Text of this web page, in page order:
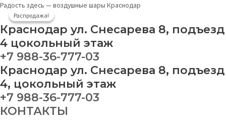
Перейти
содержимому
Радость здесь — воздушные шары Краснодар
Краснодар ул. Снесарева 8, подъезд
4 цокольный этаж
+7 988-36-777-03
Краснодар ул. Снесарева 8, подъезд
4, цокольный этаж
+7 988-36-777-03
КОНТАКТЫ
Сердце
"Ты
прекрасна"
quantity
Распродажа!
Распродажа!
Original
was:
3
740.00 ₽.
Current
is:
500.00 ₽.